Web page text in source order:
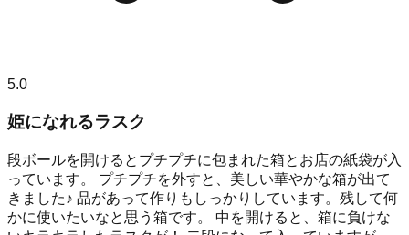
5.0
姫になれるラスク
段ボールを開けるとプチプチに包まれた箱とお店の紙袋が入
っています。 プチプチを外すと、美しい華やかな箱が出て
きました♪ 品があって作りもしっかりしています。残して何
かに使いたいなと思う箱です。 中を開けると、箱に負けな